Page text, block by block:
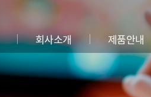
회사소개 제품안내